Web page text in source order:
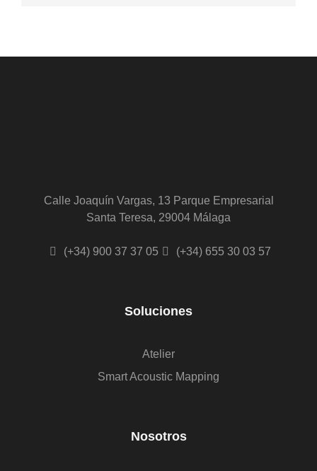
Calle Joaquín Vargas, 13 Parque Empresarial
Santa Teresa, 29004 Málaga
(+34) 900 37 37 05 (+34) 655 30 03 57
Soluciones
Atelier
Smart Acoustic Mapping
Nosotros